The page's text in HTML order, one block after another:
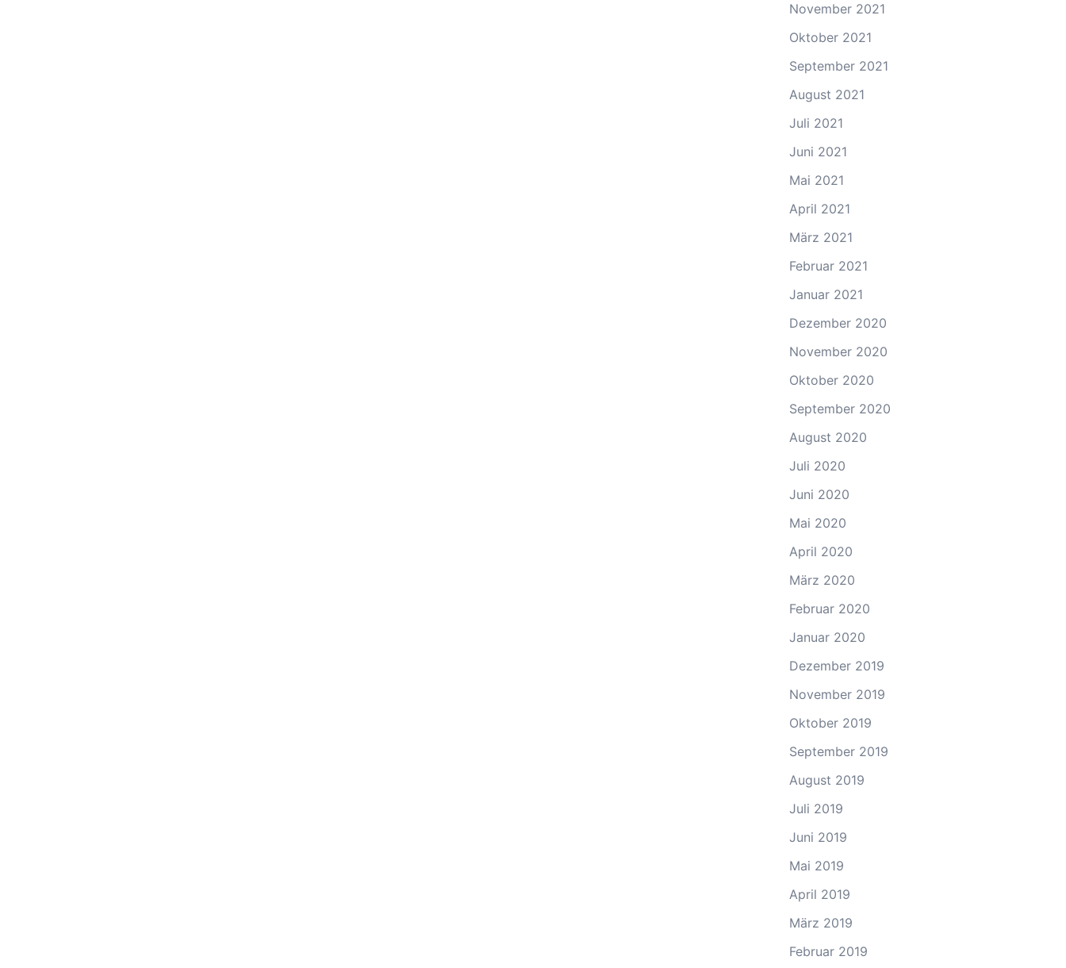
November 2021
Oktober 2021
September 2021
August 2021
Juli 2021
Juni 2021
Mai 2021
April 2021
März 2021
Februar 2021
Januar 2021
Dezember 2020
November 2020
Oktober 2020
September 2020
August 2020
Juli 2020
Juni 2020
Mai 2020
April 2020
März 2020
Februar 2020
Januar 2020
Dezember 2019
November 2019
Oktober 2019
September 2019
August 2019
Juli 2019
Juni 2019
Mai 2019
April 2019
März 2019
Februar 2019